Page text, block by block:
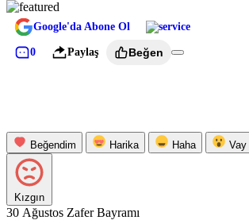
Google'da Abone Ol
0 Paylaş Beğen
Beğendim Harika Haha Vay
Kızgın
30 Ağustos Zafer Bayramı